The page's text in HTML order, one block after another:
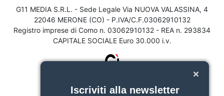
G11 MEDIA S.R.L. - Sede Legale Via NUOVA VALASSINA, 4
22046 MERONE (CO) - P.IVA/C.F.03062910132
Registro imprese di Como n. 03062910132 - REA n. 293834
CAPITALE SOCIALE Euro 30.000 i.v.
Iscriviti alla newsletter